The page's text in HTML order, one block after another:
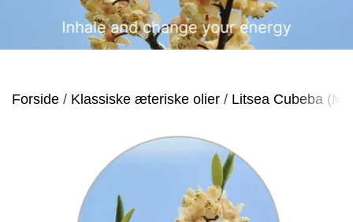
Forside Klassiske æteriske olier Litsea Cubeba